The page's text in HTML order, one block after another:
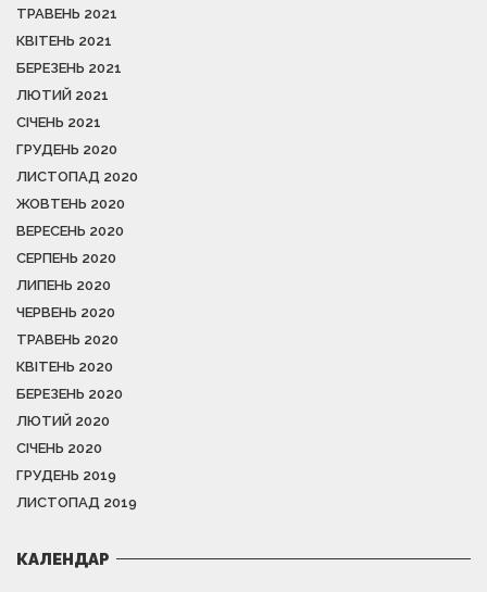
ТРАВЕНЬ 2021
КВІТЕНЬ 2021
БЕРЕЗЕНЬ 2021
ЛЮТИЙ 2021
СІЧЕНЬ 2021
ГРУДЕНЬ 2020
ЛИСТОПАД 2020
ЖОВТЕНЬ 2020
ВЕРЕСЕНЬ 2020
СЕРПЕНЬ 2020
ЛИПЕНЬ 2020
ЧЕРВЕНЬ 2020
ТРАВЕНЬ 2020
КВІТЕНЬ 2020
БЕРЕЗЕНЬ 2020
ЛЮТИЙ 2020
СІЧЕНЬ 2020
ГРУДЕНЬ 2019
ЛИСТОПАД 2019
КАЛЕНДАР